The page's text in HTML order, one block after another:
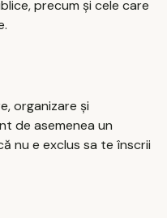
precum și cele care
organizare și
de asemenea un
nu e exclus sa te înscrii